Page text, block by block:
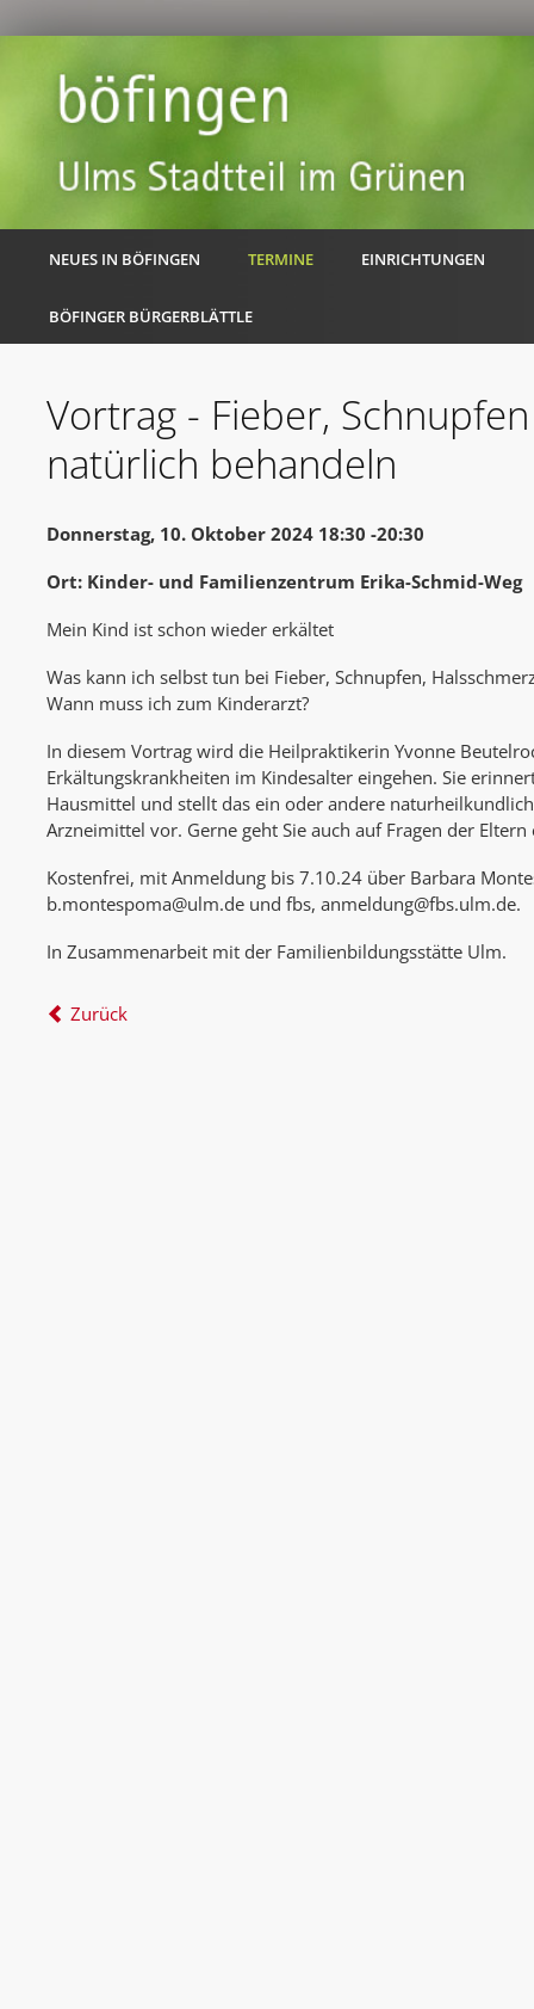
NEUES IN BÖFINGEN TERMINE EINRICHTUNGEN
BÖFINGER BÜRGERBLÄTTLE
Vortrag - Fieber,
natürlich behandeln
Donnerstag, 10. Oktober 2024 18:30 -20:30
Ort: Kinder- und Familienzentrum Erika-Schmid-Weg
Mein Kind ist schon wieder erkältet
Was kann ich selbst tun bei Fieber, Schnupfen,
Wann muss ich zum Kinderarzt?
In diesem Vortrag wird die Heilpraktikerin Yvonne
Erkältungskrankheiten im Kindesalter eingehen. Sie
Hausmittel und stellt das ein oder andere
Arzneimittel vor. Gerne geht Sie auch auf Fragen der Eltern
Kostenfrei, mit Anmeldung bis 7.10.24 über Barbara
b.montespoma@ulm.de und fbs, anmeldung@fbs.ulm.de.
In Zusammenarbeit mit der Familienbildungsstätte Ulm.
Zurück